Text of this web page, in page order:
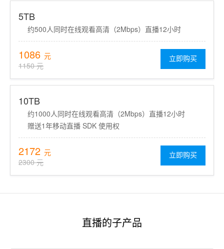
5TB
约500人同时在线观看高清（2Mbps）直播12小时
1086 元
1150 元
立即购买
10TB
约1000人同时在线观看高清（2Mbps）直播12小时
赠送1年移动直播 SDK 使用权
2172 元
2300 元
立即购买
直播的子产品